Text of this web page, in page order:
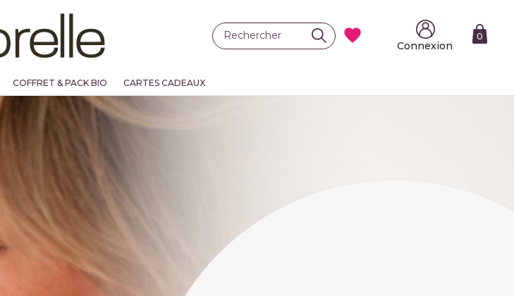

Connexion
0
COFFRET & PACK BIO CARTES CADEAUX